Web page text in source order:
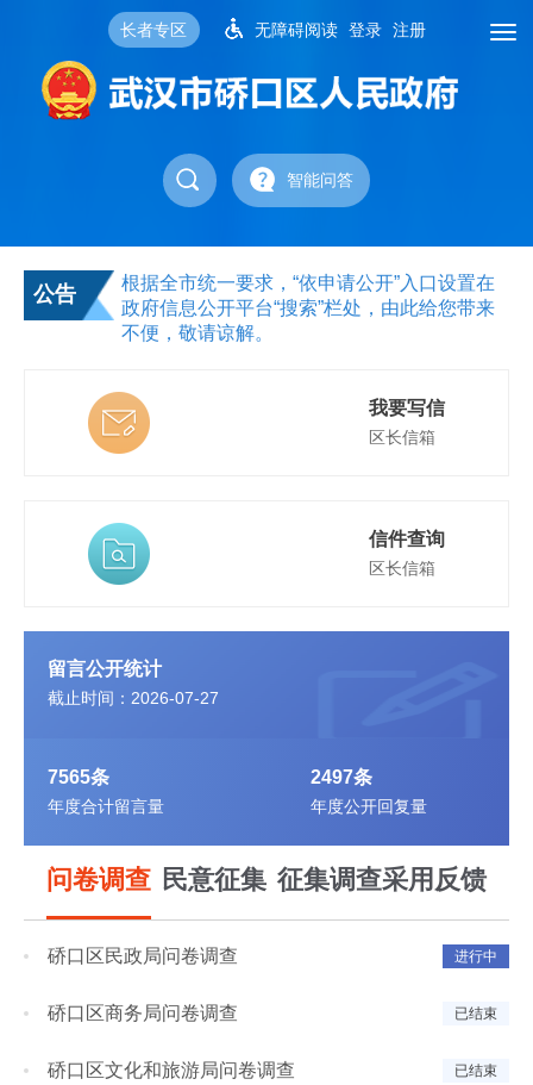
长者专区 无障碍阅读 登录 注册
智能问答
公告
根据全市统一要求，“依申请公开”入口设置在
政府信息公开平台“搜索”栏处，由此给您带来
不便，敬请谅解。
我要写信
区长信箱
信件查询
区长信箱
留言公开统计
截止时间：2026-07-27
7565条
年度合计留言量
2497条
年度公开回复量
问卷调查 民意征集 征集调查采用反馈
硚口区民政局问卷调查 进行中
硚口区商务局问卷调查 已结束
硚口区文化和旅游局问卷调查 已结束